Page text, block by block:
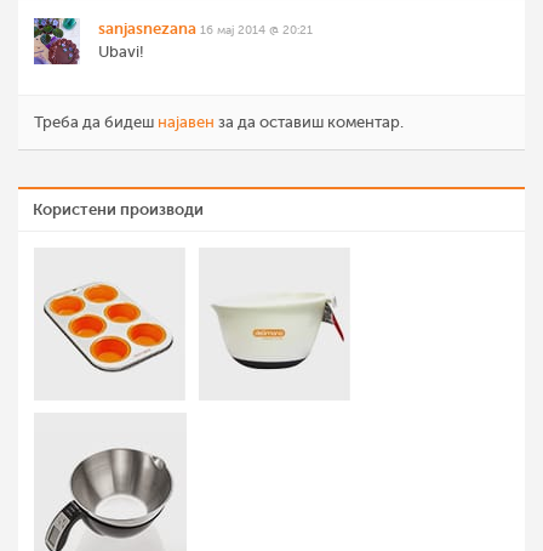
sanjasnezana 16 мај 2014 @ 20:21
Ubavi!
Треба да бидеш најавен за да оставиш коментар.
Користени производи